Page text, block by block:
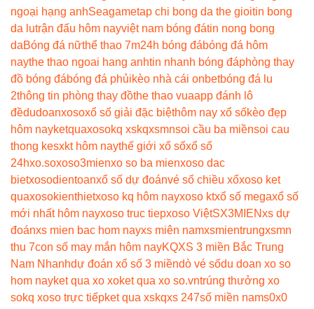
ngoại hạng anhSeagametap chi bong da the gioitin bong
da lutrận đấu hôm nayviệt nam bóng đátin nong bong
daBóng đá nữthể thao 7m24h bóng đábóng đá hôm
naythe thao ngoai hang anhtin nhanh bóng đáphòng thay
đồ bóng đábóng đá phủikèo nhà cái onbetbóng đá lu
2thông tin phòng thay đồthe thao vuaapp đánh lô
đềdudoanxosoxổ số giải đặc biệthôm nay xổ sốkèo đẹp
hôm nayketquaxosokq xskqxsmnsoi cầu ba miềnsoi cau
thong kesxkt hôm naythế giới xổ sốxổ số
24hxo.soxoso3mienxo so ba mienxoso dac
bietxosodientoanxổ số dự đoánvé số chiều xổxoso ket
quaxosokienthietxoso kq hôm nayxoso ktxổ số megaxổ số
mới nhất hôm nayxoso truc tiepxoso ViệtSX3MIENxs dự
đoánxs mien bac hom nayxs miên namxsmientrungxsmn
thu 7con số may mắn hôm nayKQXS 3 miền Bắc Trung
Nam Nhanhdự đoán xổ số 3 miềndò vé sốdu doan xo so
hom nayket qua xo xoket qua xo so.vntrúng thưởng xo
sokq xoso trực tiếpket qua xskqxs 247số miền nams0x0